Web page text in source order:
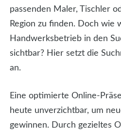
passenden Maler, Tischler
Region zu finden. Doch wie
Handwerksbetrieb in den
sichtbar? Hier setzt die
an.
Eine optimierte Online-
heute unverzichtbar, um
gewinnen. Durch gezieltes